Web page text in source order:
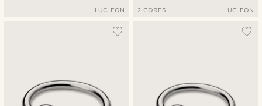
LUCLEON 2 CORES LUCLEON